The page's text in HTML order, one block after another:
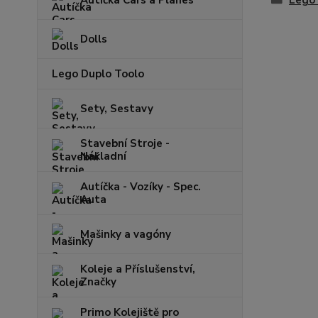
Dolls
Lego Duplo Toolo
Sety, Sestavy
Stavební Stroje -
Nákladní
Autíčka - Vozíky - Spec.
Auta
Mašinky a vagóny
Koleje a Příslušenství,
Značky
Primo Kolejiště pro